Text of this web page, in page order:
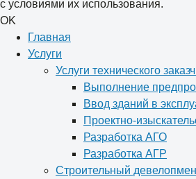
с условиями их использования.
OK
Главная
Услуги
Услуги технического
Выполнение
Ввод зданий в
Проектно-
Разработка АГО
Разработка АГР
Строительный